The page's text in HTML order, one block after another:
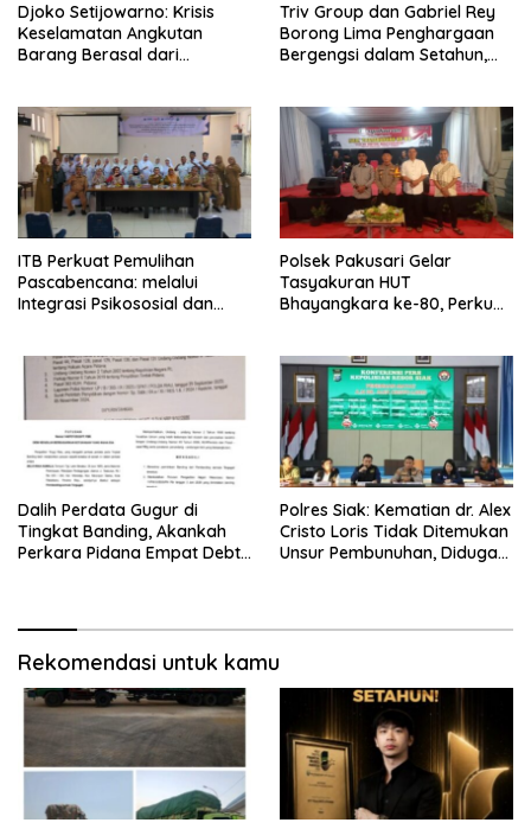
Djoko Setijowarno: Krisis
Keselamatan Angkutan
Barang Berasal dari
Triv Group dan Gabriel Rey
Borong Lima Penghargaan
Bergengsi dalam Setahun,
Indonesia
ITB Perkuat Pemulihan
Pascabencana: melalui
Integrasi Psikososial dan
Polsek Pakusari Gelar
Tasyakuran HUT
Bhayangkara ke-80, Perkuat
Dalih Perdata Gugur di
Tingkat Banding, Akankah
Perkara Pidana Empat Debt
Polres Siak: Kematian dr. Alex
Cristo Loris Tidak Ditemukan
Unsur Pembunuhan, Diduga
Rekomendasi untuk kamu